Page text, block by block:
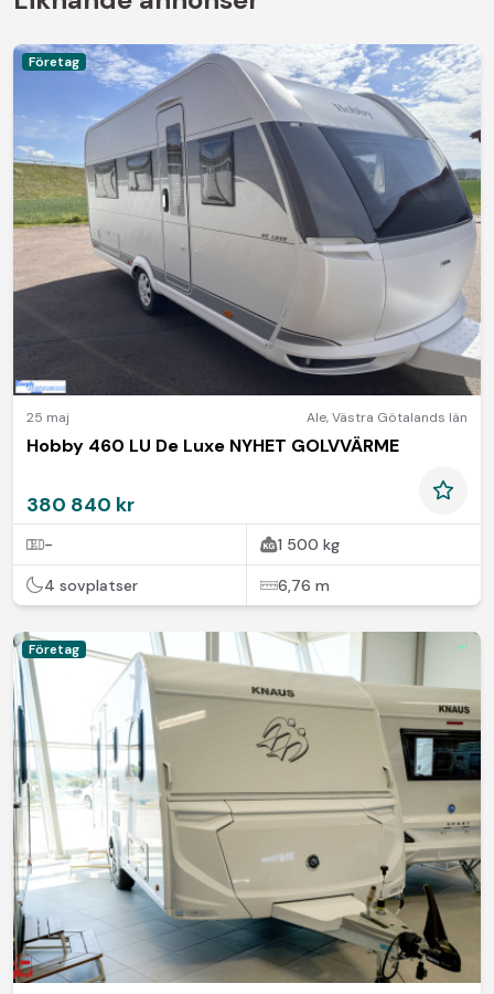
Företag
25 maj Ale,Västra Götalands län
Hobby 460 LU De Luxe NYHET GOLVVÄRME
380 840 kr
- 1 500 kg
4 sovplatser 6,76 m
Företag